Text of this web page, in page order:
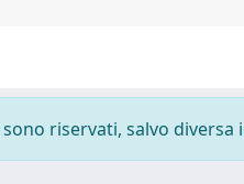
riservati, salvo diversa